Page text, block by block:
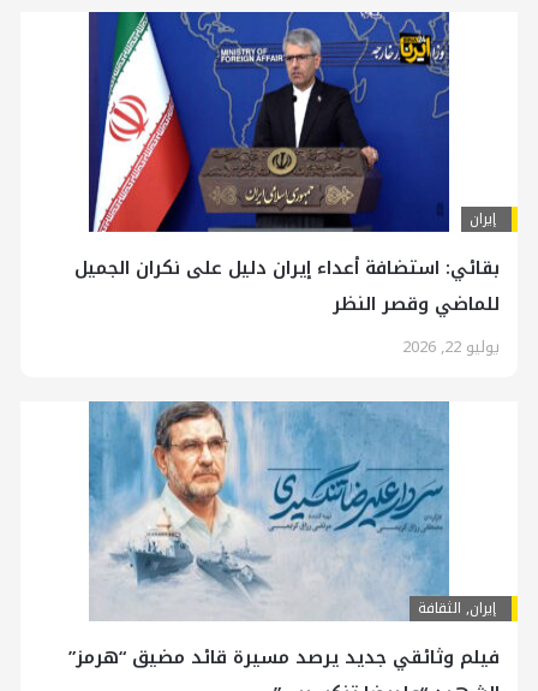
إيران
بقائي: استضافة أعداء إيران دليل على نكران الجميل
للماضي وقصر النظر
يوليو 22, 2026
إيران, الثقافة
فيلم وثائقي جديد يرصد مسيرة قائد مضيق “هرمز”